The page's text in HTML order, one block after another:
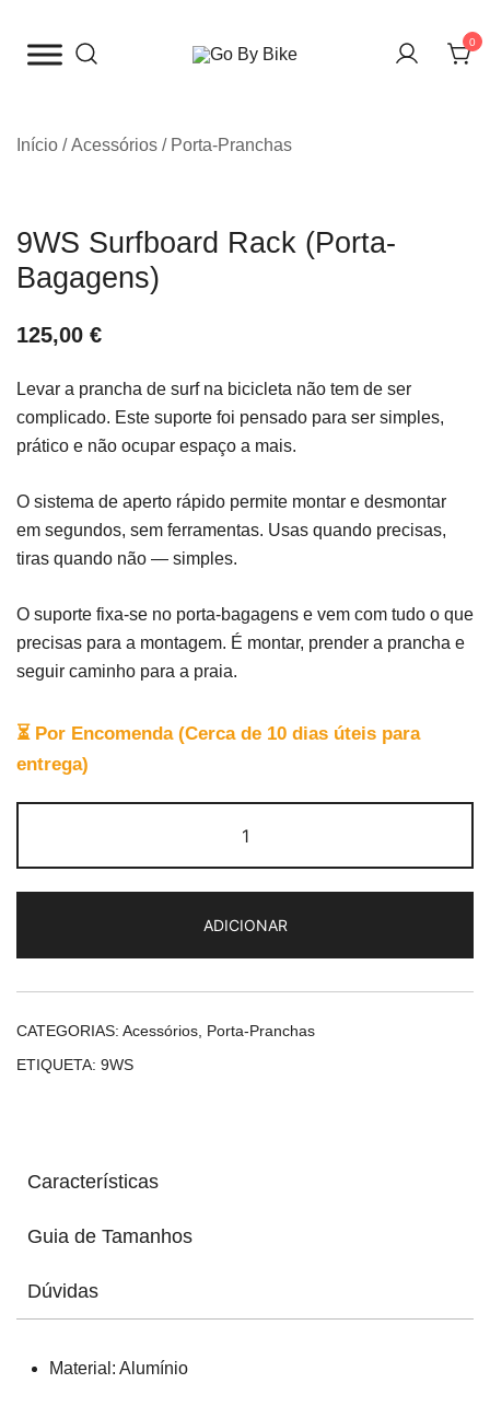
para
0
Início /Acessórios / Porta-Pranchas
9WS Surfboard Rack (Porta-
Bagagens)
125,00 €
Levar a prancha de surf na bicicleta não tem de ser
complicado. Este suporte foi pensado para ser simples,
prático e não ocupar espaço a mais.
O sistema de aperto rápido permite montar e desmontar
em segundos, sem ferramentas. Usas quando precisas,
tiras quando não — simples.
O suporte fixa-se no porta-bagagens e vem com tudo o que
precisas para a montagem. É montar, prender a prancha e
seguir caminho para a praia.
⏳ Por Encomenda (Cerca de 10 dias úteis para
entrega)
de
9WS
Rack
(Porta-
Bagagens)
ADICIONAR
CATEGORIAS: Acessórios Porta-Pranchas
ETIQUETA: 9WS
Características
Guia de Tamanhos
Dúvidas
Material: Alumínio